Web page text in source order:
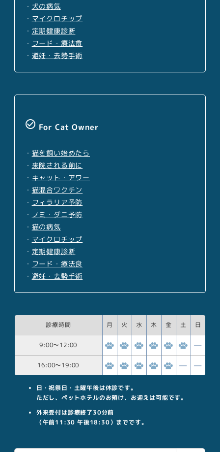
・ 犬の病気
・ マイクロチップ
・ 定期健康診断
・ フード・療法食
・ 避妊・去勢手術
check_circle_outline For Cat Owner
・ 猫を飼い始めたら
・ 来院される前に
・ キャット・アワー
・ 猫混合ワクチン
・ フィラリア予防
・ ノミ・ダニ予防
・ 猫の病気
・ マイクロチップ
・ 定期健康診断
・ フード・療法食
・ 避妊・去勢手術
診療時間 月 火 水 木 金 土 日
9:00〜12:00
16:00〜19:00
日・祝祭日・土曜午後は休診です。
ただし、ペットホテルのお預け、お迎えは可能です。
外来受付は診療終了30分前
（午前11:30 午後18:30）までです。